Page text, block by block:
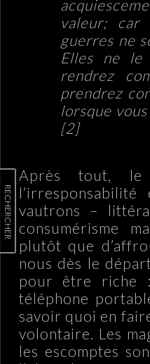
valeur;
guerres ne
Elles ne le
rendrez
prendrez
lorsque
[2]
Après tout, le
vautrons –
consumérisme
plutôt que
nous dès le
pour être riche
téléphone
savoir quoi en
volontaire. Les
les escomptes
RECHERCHER